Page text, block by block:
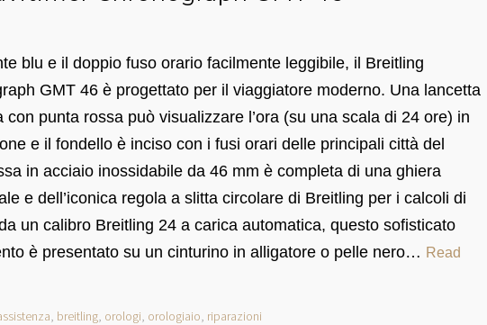
blu e il doppio fuso orario facilmente leggibile, il Breitling
GMT 46 è progettato per il viaggiatore moderno. Una lancetta
con punta rossa può visualizzare l’ora (su una scala di 24 ore) in
e il fondello è inciso con i fusi orari delle principali città del
in acciaio inossidabile da 46 mm è completa di una ghiera
e dell’iconica regola a slitta circolare di Breitling per i calcoli di
un calibro Breitling 24 a carica automatica, questo sofisticato
è presentato su un cinturino in alligatore o pelle nero… Read
, breitling, orologi, orologiaio, riparazioni